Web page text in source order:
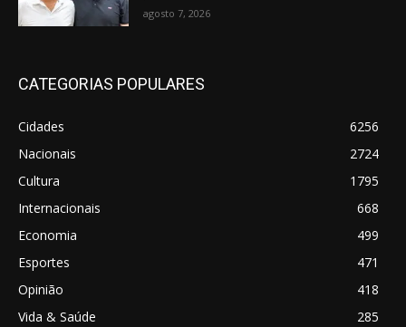
agosto 7, 2026
CATEGORIAS POPULARES
Cidades
6256
Nacionais
2724
Cultura
1795
Internacionais
668
Economia
499
Esportes
471
Opinião
418
Vida & Saúde
285